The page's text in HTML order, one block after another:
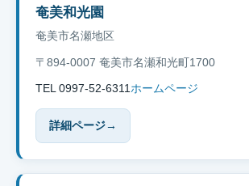
奄美和光園
奄美市名瀬地区
〒894-0007 奄美市名瀬和光町1700
TEL 0997-52-6311ホームページ
詳細ページ→